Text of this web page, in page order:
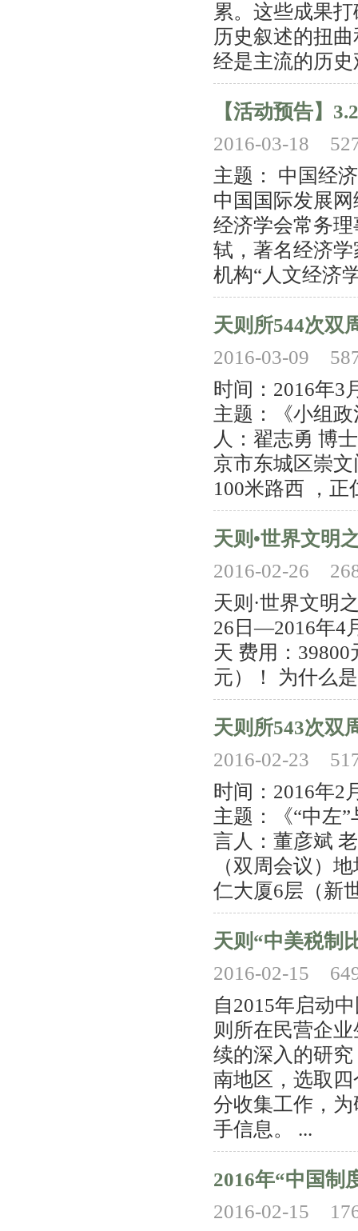
累。这些成果
历史叙述的扭
经是主流的历史
【活动预告】
2016-03-18
主题： 中国经
中国国际发展
经济学会常务
轼，著名经济
机构“人文经济
天则所544次双
2016-03-09
时间：2016年3
主题：《小组
人：翟志勇 博
京市东城区崇
100米路西 ，正
天则•世界文明
2016-02-26
天则·世界文明
26日—2016年4
天 费用：
元）！ 为什么
天则所543次双
2016-02-23
时间：2016年2
主题：《“中左
言人：董彦斌
（双周会议）
仁大厦6层（新
天则“中美税制
2016-02-15
自2015年启动
则所在民营企
续的深入的研
南地区，选取
分收集工作，
手信息。 ...
2016年“中国制
2016-02-15